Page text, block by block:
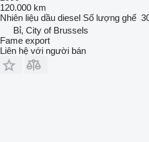
120.000 km
Nhiên liệu dầu diesel Số lượng ghế
Bỉ, City of Brussels
Fame export
Liên hệ với người bán